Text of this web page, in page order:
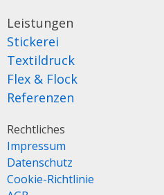
Leistungen
Stickerei
Textildruck
Flex & Flock
Referenzen
Rechtliches
Impressum
Datenschutz
Cookie-Richtlinie